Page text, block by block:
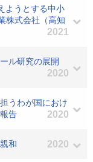
ようとする中小
株式会社（高知
2021
ル研究の展開
2020
うわが国におけ
告
2020
和 2020